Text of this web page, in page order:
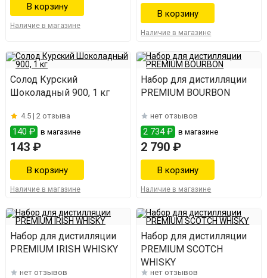
Наличие в магазине
Наличие в магазине
Солод Курский
Шоколадный 900, 1 кг
4.5 | 2 отзыва
140 ₽ в магазине
143 ₽
Наличие в магазине
Набор для дистилляции
PREMIUM BOURBON
нет отзывов
2 734 ₽ в магазине
2 790 ₽
Наличие в магазине
Набор для дистилляции
PREMIUM IRISH WHISKY
нет отзывов
Набор для дистилляции
PREMIUM SCOTCH
WHISKY
нет отзывов